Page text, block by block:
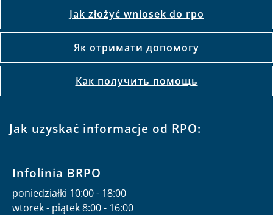
Jak złożyć wniosek do rpo
Як отримати допомогу
Как получить помощь
Jak uzyskać informacje od RPO:
Infolinia BRPO
poniedziałki 10:00 - 18:00
wtorek - piątek 8:00 - 16:00